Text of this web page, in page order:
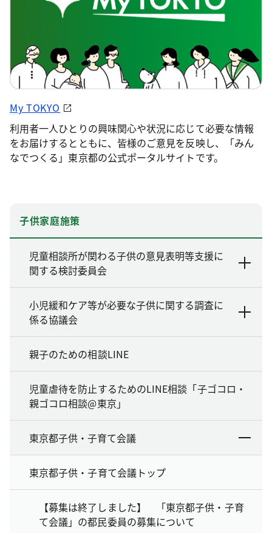
My TOKYO
利用者一人ひとりの興味関心や状況に応じて必要な情報
をお届けするとともに、皆様のご意見を反映し、「みん
なでつくる」東京都の公式ポータルサイトです。
子供家庭施策
児童相談所が関わる子供の意見表明等支援に
関する検討委員会
小児緩和ケア等が必要な子供に関する調査に
係る協議会
親子のための相談LINE
児童虐待を防止するためのLINE相談「子ゴコロ・
親ゴコロ相談@東京」
東京都子供・子育て会議
東京都子供・子育て会議トップ
【募集は終了しました】 「東京都子供・子育
て会議」の都民委員の募集について